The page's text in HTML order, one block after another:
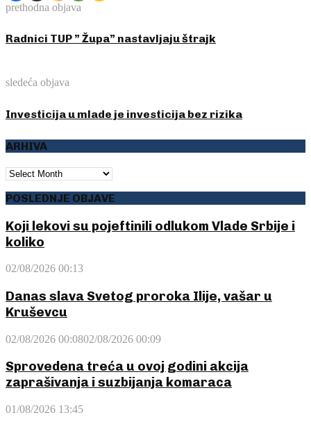
prethodna objava
Radnici TUP ” Župa” nastavljaju štrajk
sledeća objava
Investicija u mlade je investicija bez rizika
ARHIVA
ARHIVA
POSLEDNJE OBJAVE
Koji lekovi su pojeftinili odlukom Vlade Srbije i
koliko
02/08/2026 00:13
Danas slava Svetog proroka Ilije, vašar u
Kruševcu
02/08/2026 00:0802/08/2026 00:09
Sprovedena treća u ovoj godini akcija
zaprašivanja i suzbijanja komaraca
01/08/2026 13:45